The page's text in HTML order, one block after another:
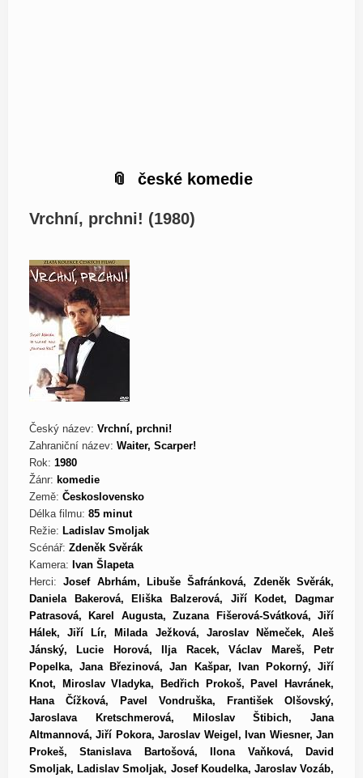
české komedie
Vrchní, prchni! (1980)
Český název: Vrchní, prchni!
Zahraniční název: Waiter, Scarper!
Rok: 1980
Žánr: komedie
Země: Československo
Délka filmu: 85 minut
Režie: Ladislav Smoljak
Scénář: Zdeněk Svěrák
Kamera: Ivan Šlapeta
Herci:Josef Abrhám, Libuše Šafránková, Zdeněk Svěrák,
Daniela Bakerová, Eliška Balzerová, Jiří Kodet, Dagmar
Patrasová, Karel Augusta, Zuzana Fišerová-Svátková, Jiří
Hálek, Jiří Lír, Milada Ježková, Jaroslav Němeček, Aleš
Jánský, Lucie Horová, Ilja Racek, Václav Mareš, Petr
Popelka, Jana Březinová, Jan Kašpar, Ivan Pokorný, Jiří
Knot, Miroslav Vladyka, Bedřich Prokoš, Pavel Havránek,
Hana Čížková, Pavel Vondruška, František Olšovský,
Jaroslava Kretschmerová, Miloslav Štibich, Jana
Altmannová, Jiří Pokora, Jaroslav Weigel, Ivan Wiesner, Jan
Prokeš, Stanislava Bartošová, Ilona Vaňková, David
Smoljak, Ladislav Smoljak, Josef Koudelka, Jaroslav Vozáb,